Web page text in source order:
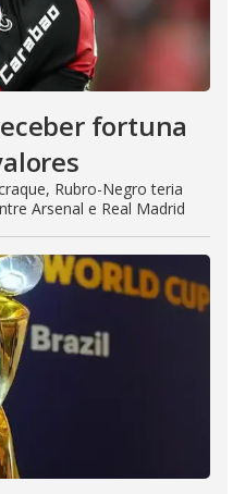
fortuna
Rubro-Negro teria
Arsenal e Real Madrid